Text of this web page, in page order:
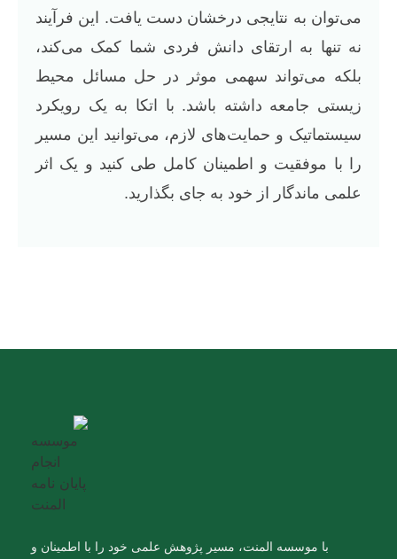
می‌توان به نتایجی درخشان دست یافت. این فرآیند
نه تنها به ارتقای دانش فردی شما کمک می‌کند،
بلکه می‌تواند سهمی موثر در حل مسائل محیط
زیستی جامعه داشته باشد. با اتکا به یک رویکرد
سیستماتیک و حمایت‌های لازم، می‌توانید این مسیر
را با موفقیت و اطمینان کامل طی کنید و یک اثر
علمی ماندگار از خود به جای بگذارید.
با موسسه المنت، مسیر پژوهش علمی خود را با اطمینان و